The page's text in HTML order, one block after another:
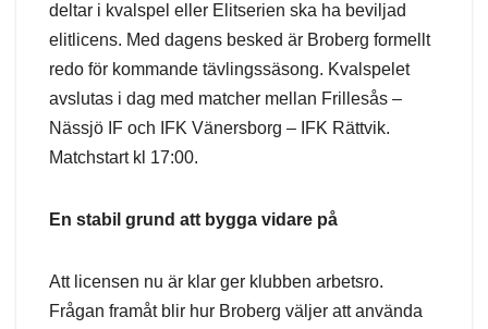
deltar i kvalspel eller Elitserien ska ha beviljad
elitlicens. Med dagens besked är Broberg formellt
redo för kommande tävlingssäsong. Kvalspelet
avslutas i dag med matcher mellan Frillesås –
Nässjö IF och IFK Vänersborg – IFK Rättvik.
Matchstart kl 17:00.
En stabil grund att bygga vidare på
Att licensen nu är klar ger klubben arbetsro.
Frågan framåt blir hur Broberg väljer att använda